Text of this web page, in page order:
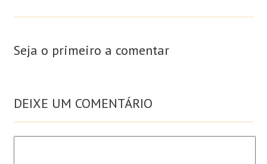
Seja o primeiro a comentar
DEIXE UM COMENTÁRIO